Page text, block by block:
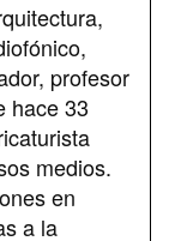
profesor
hace 33
medios.
en
a la